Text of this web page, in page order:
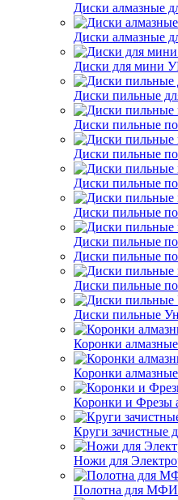
Диски алмазные
Диски алмазные
Диски для мини
Диски пильные
Диски пильные
Диски пильные
Диски пильные
Диски пильные
Диски пильные
Диски пильные
Диски пильные
Диски пильные
Коронки
Коронки
Коронки и Фрезы
Круги
Ножи для
Полотна для МФИ